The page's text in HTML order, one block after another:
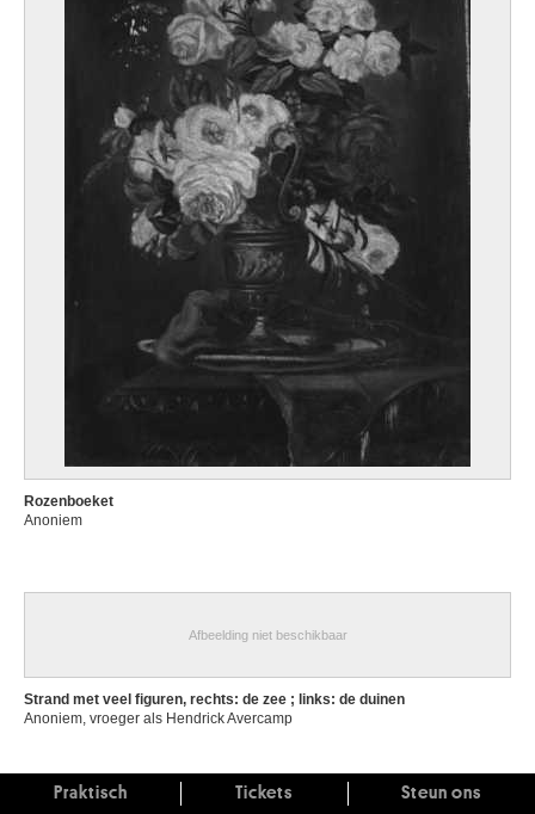
Rozenboeket
Anoniem
Afbeelding niet beschikbaar
Strand met veel figuren, rechts: de zee ; links: de duinen
Anoniem, vroeger als Hendrick Avercamp
Praktisch Tickets Steun ons